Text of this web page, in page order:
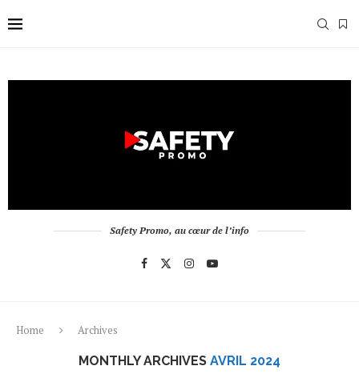
Safety Promo, au cœur de l’info
Home Archives
MONTHLY ARCHIVES AVRIL 2024